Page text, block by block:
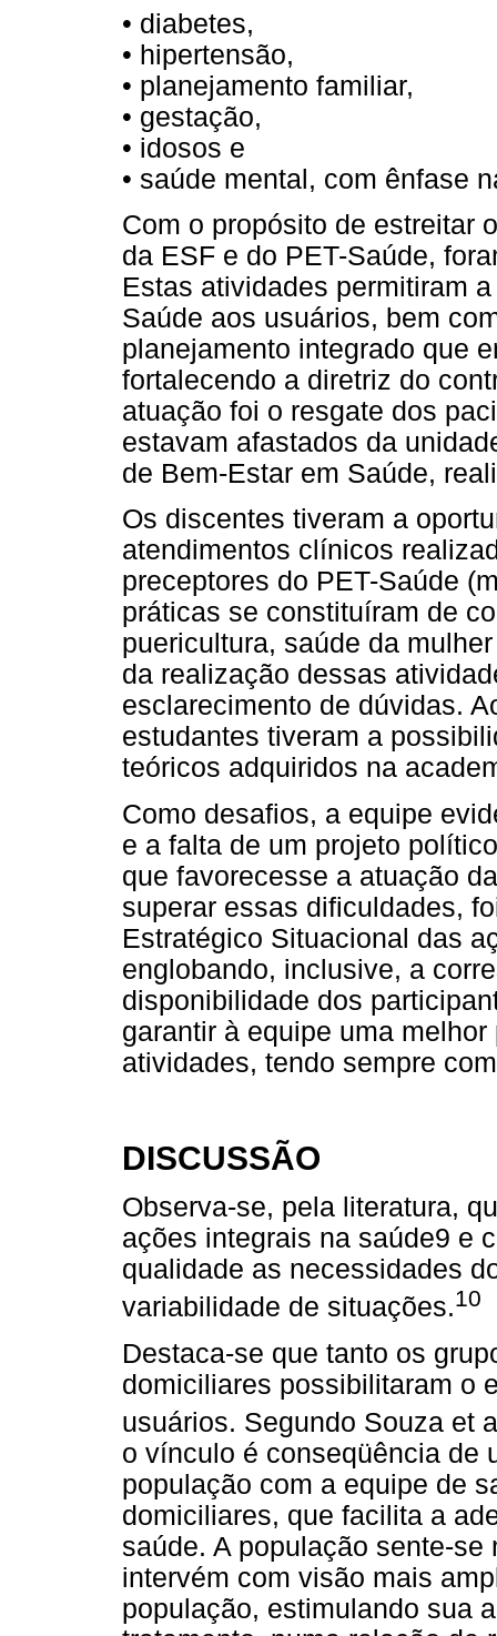
• diabetes,
• hipertensão,
• planejamento familiar,
• gestação,
• idosos e
• saúde mental, com ênfase
Com o propósito de estreitar
da ESF e do PET-Saúde,
Estas atividades permitiram
Saúde aos usuários, bem
planejamento integrado que
fortalecendo a diretriz do
atuação foi o resgate dos
estavam afastados da
de Bem-Estar em Saúde,
Os discentes tiveram a
atendimentos clínicos
preceptores do PET-Saúde
práticas se constituíram de
puericultura, saúde da
da realização dessas
esclarecimento de dúvidas.
estudantes tiveram a
teóricos adquiridos na
Como desafios, a equipe
e a falta de um projeto
que favorecesse a atuação
superar essas dificuldades,
Estratégico Situacional das
englobando, inclusive, a
disponibilidade dos
garantir à equipe uma
atividades, tendo sempre
DISCUSSÃO
Observa-se, pela literatura,
ações integrais na saúde9 e
qualidade as necessidades
variabilidade de situações.10
Destaca-se que tanto os
domiciliares possibilitaram o
usuários. Segundo Souza et
o vínculo é conseqüência de
população com a equipe de
domiciliares, que facilita a
saúde. A população sente-
intervém com visão mais
população, estimulando sua